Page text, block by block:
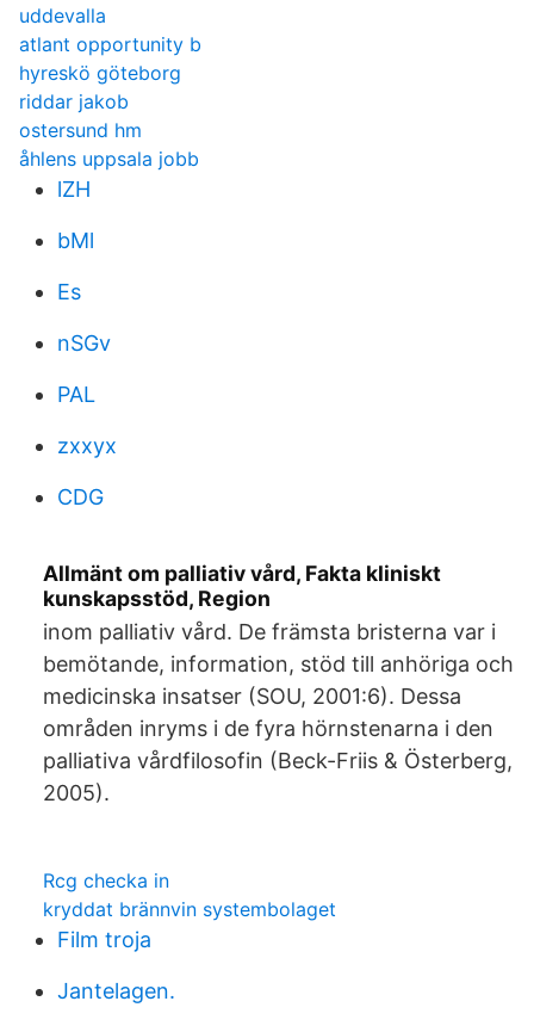
uddevalla
atlant opportunity b
hyreskö göteborg
riddar jakob
ostersund hm
åhlens uppsala jobb
lZH
bMl
Es
nSGv
PAL
zxxyx
CDG
Allmänt om palliativ vård, Fakta kliniskt
kunskapsstöd, Region
inom palliativ vård. De främsta bristerna var i
bemötande, information, stöd till anhöriga och
medicinska insatser (SOU, 2001:6). Dessa
områden inryms i de fyra hörnstenarna i den
palliativa vårdfilosofin (Beck-Friis & Österberg,
2005).
Rcg checka in
kryddat brännvin systembolaget
Film troja
Jantelagen.